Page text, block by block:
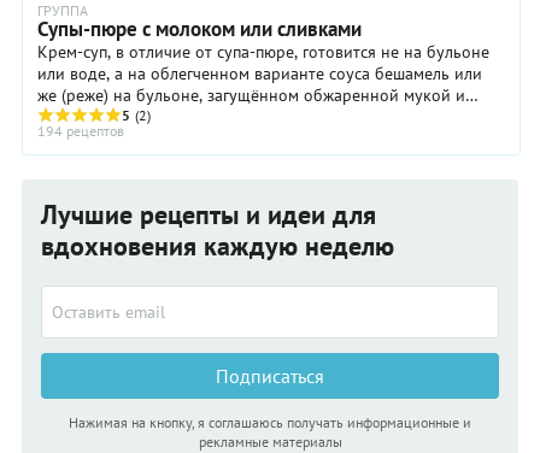
ГРУППА
Супы-пюре с молоком или сливками
Крем-суп, в отличие от супа-пюре, готовится не на бульоне
или воде, а на облегченном варианте соуса бешамель или
же (реже) на бульоне, загущённом обжаренной мукой и
доведённой до кипения смесью яичных ...
5 (2)
194 рецептов
Лучшие рецепты и идеи для
вдохновения каждую неделю
Подписаться
Нажимая на кнопку, я соглашаюсь получать информационные и
рекламные материалы